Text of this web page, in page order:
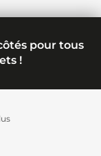
pour tous
!